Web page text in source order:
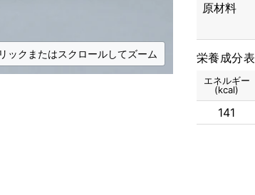
ックまたはスクロールしてズーム
原材料
栄養成分表
エネルギー
(kcal)
141